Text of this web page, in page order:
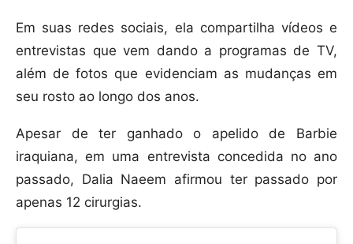
Em suas redes sociais, ela compartilha vídeos e
entrevistas que vem dando a programas de TV,
além de fotos que evidenciam as mudanças em
seu rosto ao longo dos anos.
Apesar de ter ganhado o apelido de Barbie
iraquiana, em uma entrevista concedida no ano
passado, Dalia Naeem afirmou ter passado por
apenas 12 cirurgias.